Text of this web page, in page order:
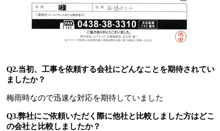
Q2.当初、工事を依頼する会社にどんなことを期待されてい
ましたか？
梅雨時なので迅速な対応を期待していました
Q3.弊社にご依頼いただく際に他社と比較しました方はどこ
の会社と比較しましたか？